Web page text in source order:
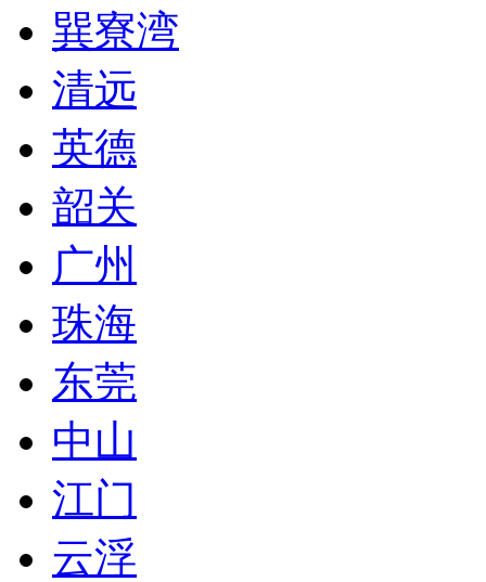
巽寮湾
清远
英德
韶关
广州
珠海
东莞
中山
江门
云浮